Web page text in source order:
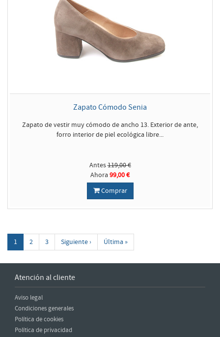
Zapato Cómodo Senia
Zapato de vestir muy cómodo de ancho 13. Exterior de ante,
forro interior de piel ecológica libre...
Antes119,00 €
Ahora99,00 €
Comprar
1 2 3 Siguiente › Última »
Atención al cliente
Aviso legal
Condiciones generales
Política de cookies
Política de privacidad